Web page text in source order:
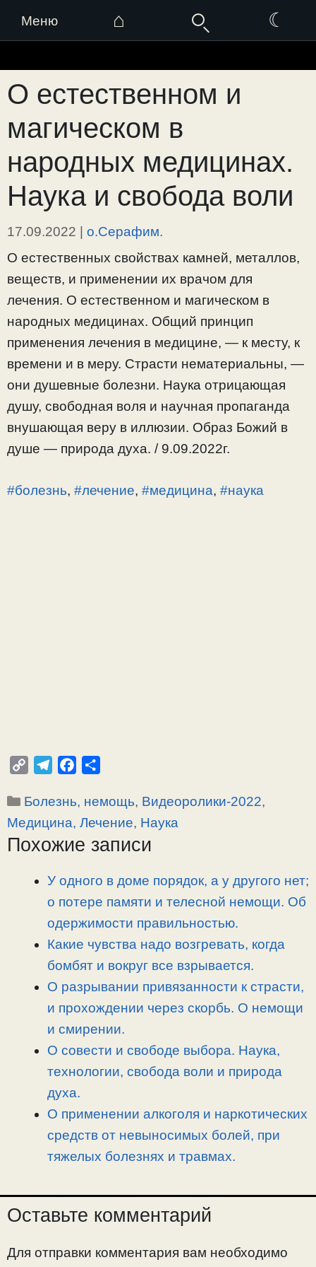
Меню ⌂ ☾
к
содержимому
О естественном и
магическом в
народных медицинах.
Наука и свобода воли
17.09.2022 | о.Серафим.
О естественных свойствах камней, металлов,
веществ, и применении их врачом для
лечения. О естественном и магическом в
народных медицинах. Общий принцип
применения лечения в медицине, — к месту, к
времени и в меру. Страсти нематериальны, —
они душевные болезни. Наука отрицающая
душу, свободная воля и научная пропаганда
внушающая веру в иллюзии. Образ Божий в
душе — природа духа. / 9.09.2022г.
#болезнь, #лечение, #медицина, #наука
p
y
L
l
e
g
a
e
b
п
р
а
Рубрики
Болезнь, немощь, Видеоролики-2022,
Медицина, Лечение, Наука
Похожие записи
У одного в доме порядок, а у другого нет;
о потере памяти и телесной немощи. Об
одержимости правильностью.
Какие чувства надо возгревать, когда
бомбят и вокруг все взрывается.
О разрывании привязанности к страсти,
и прохождении через скорбь. О немощи
и смирении.
О совести и свободе выбора. Наука,
технологии, свобода воли и природа
духа.
О применении алкоголя и наркотических
средств от невыносимых болей, при
тяжелых болезнях и травмах.
Оставьте комментарий
Для отправки комментария вам необходимо